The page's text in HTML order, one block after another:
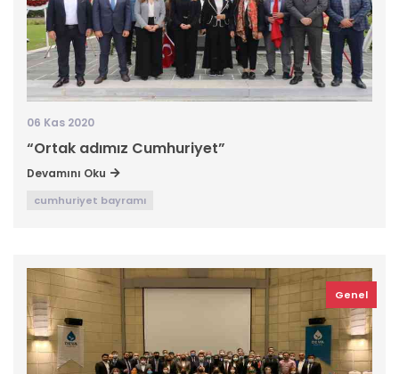
06 Kas 2020
“Ortak adımız Cumhuriyet”
Devamını Oku
cumhuriyet bayramı
Genel